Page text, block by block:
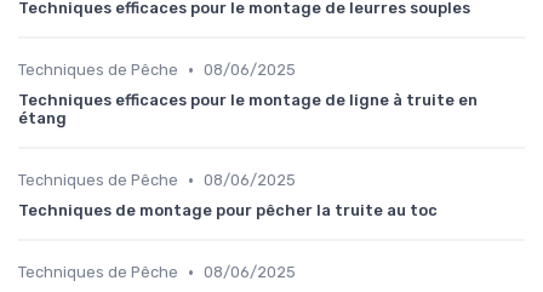
Techniques efficaces pour le montage de leurres souples
Techniques de Pêche • 08/06/2025
Techniques efficaces pour le montage de ligne à truite en
étang
Techniques de Pêche • 08/06/2025
Techniques de montage pour pêcher la truite au toc
Techniques de Pêche • 08/06/2025